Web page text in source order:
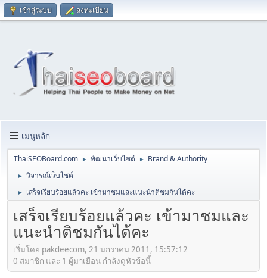
เข้าสู่ระบบ ลงทะเบียน
เมนูหลัก
ThaiSEOBoard.com ► พัฒนาเว็บไซต์ ► Brand & Authority
► วิจารณ์เว็บไซต์
► เสร็จเรียบร้อยแล้วคะ เข้ามาชมและแนะนำติชมกันได้คะ
เสร็จเรียบร้อยแล้วคะ เข้ามาชมและ
แนะนำติชมกันได้คะ
เริ่มโดย pakdeecom, 21 มกราคม 2011, 15:57:12
0 สมาชิก และ 1 ผู้มาเยือน กำลังดูหัวข้อนี้